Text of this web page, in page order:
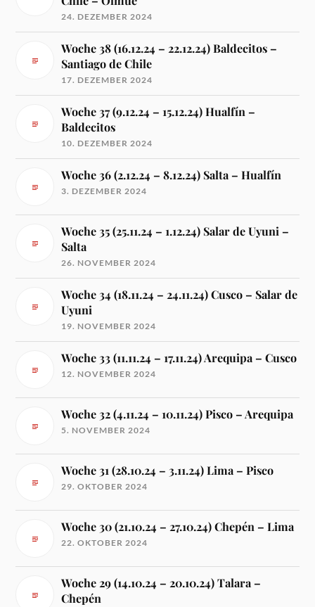
24. DEZEMBER 2024
Woche 38 (16.12.24 – 22.12.24) Baldecitos –
Santiago de Chile
17. DEZEMBER 2024
Woche 37 (9.12.24 – 15.12.24) Hualfín –
Baldecitos
10. DEZEMBER 2024
Woche 36 (2.12.24 – 8.12.24) Salta – Hualfín
3. DEZEMBER 2024
Woche 35 (25.11.24 – 1.12.24) Salar de Uyuni –
Salta
26. NOVEMBER 2024
Woche 34 (18.11.24 – 24.11.24) Cusco – Salar de
Uyuni
19. NOVEMBER 2024
Woche 33 (11.11.24 – 17.11.24) Arequipa – Cusco
12. NOVEMBER 2024
Woche 32 (4.11.24 – 10.11.24) Pisco – Arequipa
5. NOVEMBER 2024
Woche 31 (28.10.24 – 3.11.24) Lima – Pisco
29. OKTOBER 2024
Woche 30 (21.10.24 – 27.10.24) Chepén – Lima
22. OKTOBER 2024
Woche 29 (14.10.24 – 20.10.24) Talara –
Chepén